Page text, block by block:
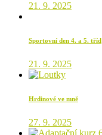
21. 9. 2025
Sportovní den 4. a 5. tříd
21. 9. 2025
Hrdinové ve mně
27. 9. 2025